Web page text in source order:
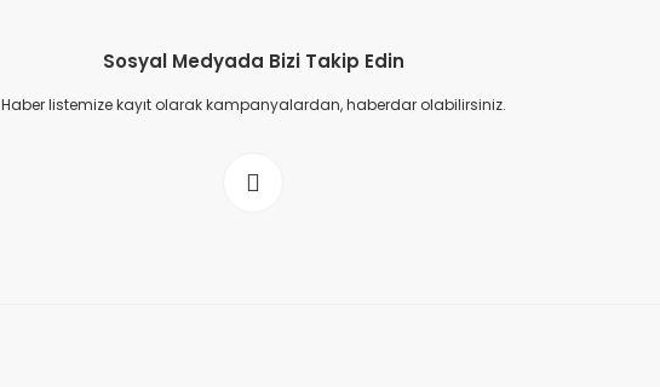
Sosyal Medyada Bizi Takip Edin
Haber listemize kayıt olarak kampanyalardan, haberdar olabilirsiniz.